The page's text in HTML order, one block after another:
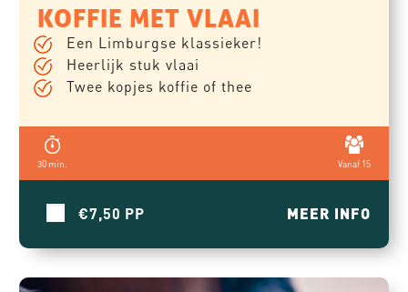
KOFFIE MET VLAAI
Een Limburgse klassieker!
Heerlijk stuk vlaai
Twee kopjes koffie of thee
30 min. Vanaf 15
€7,50 MEER INFO